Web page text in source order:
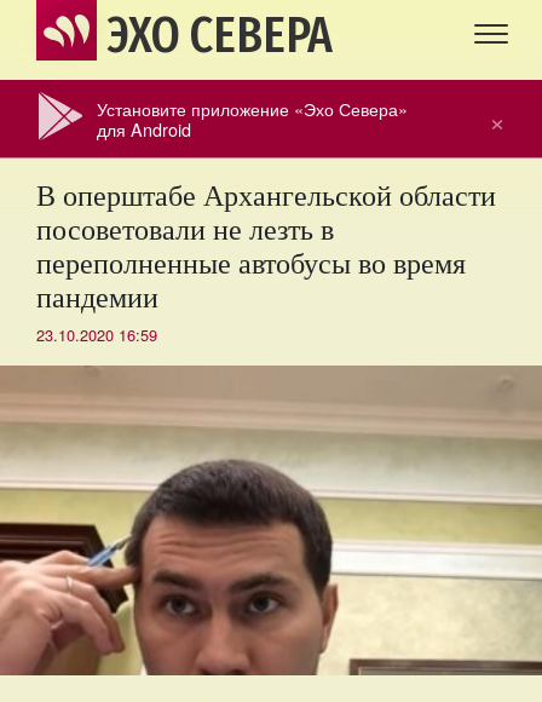
ЭХО СЕВЕРА
×
Установите приложение «Эхо Севера»
для Android
В оперштабе Архангельской области
посоветовали не лезть в
переполненные автобусы во время
пандемии
23.10.2020 16:59